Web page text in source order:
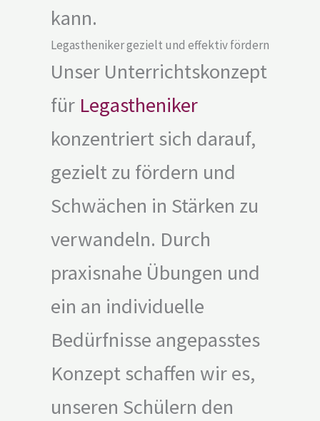
kann.
Legastheniker gezielt und effektiv fördern
Unser Unterrichtskonzept
für Legastheniker
konzentriert sich darauf,
gezielt zu fördern und
Schwächen in Stärken zu
verwandeln. Durch
praxisnahe Übungen und
ein an individuelle
Bedürfnisse angepasstes
Konzept schaffen wir es,
unseren Schülern den